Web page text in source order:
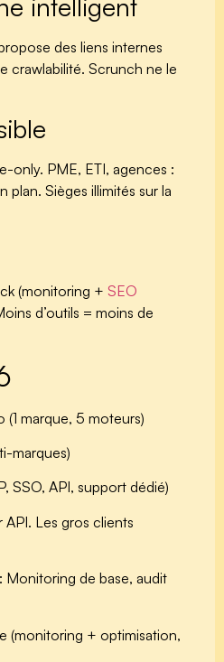
intelligent
des liens internes
crawlabilité. Scrunch ne le
only. PME, ETI, agences :
Sièges illimités sur la
(monitoring + SEO
d’outils = moins de
marque, 5 moteurs)
marques)
SSO, API, support dédié)
Les gros clients
Monitoring de base, audit
(monitoring + optimisation,